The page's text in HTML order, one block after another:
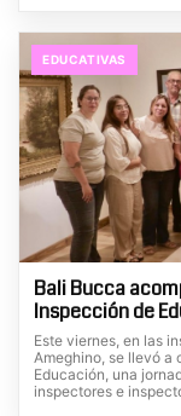
EDUCATIVAS
Bali Bucca
Inspección de
Este viernes, en las
Ameghino, se llevó a
Educación, una
inspectores e